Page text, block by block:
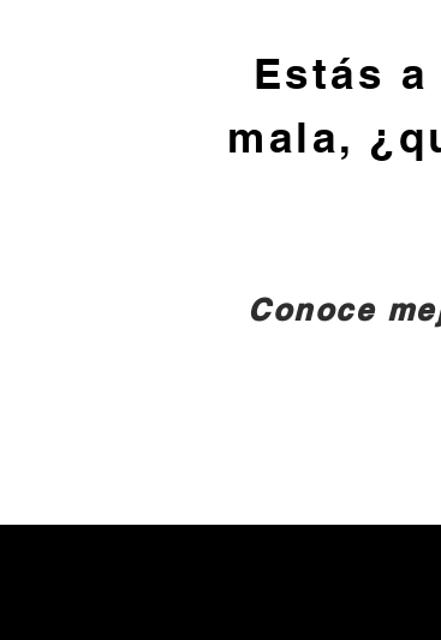
Estás
mala,
Conoce